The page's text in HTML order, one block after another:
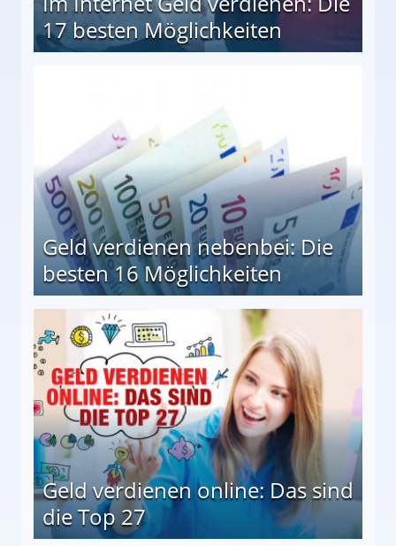
17 besten Möglichkeiten
Geld verdienen nebenbei: Die
besten 16 Möglichkeiten
Geld verdienen online: Das sind
die Top 27